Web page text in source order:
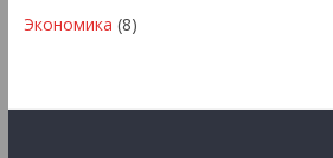
Экономика (8)